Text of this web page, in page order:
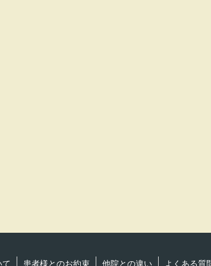
て 患者様とのお約束 他院との違い よくある質